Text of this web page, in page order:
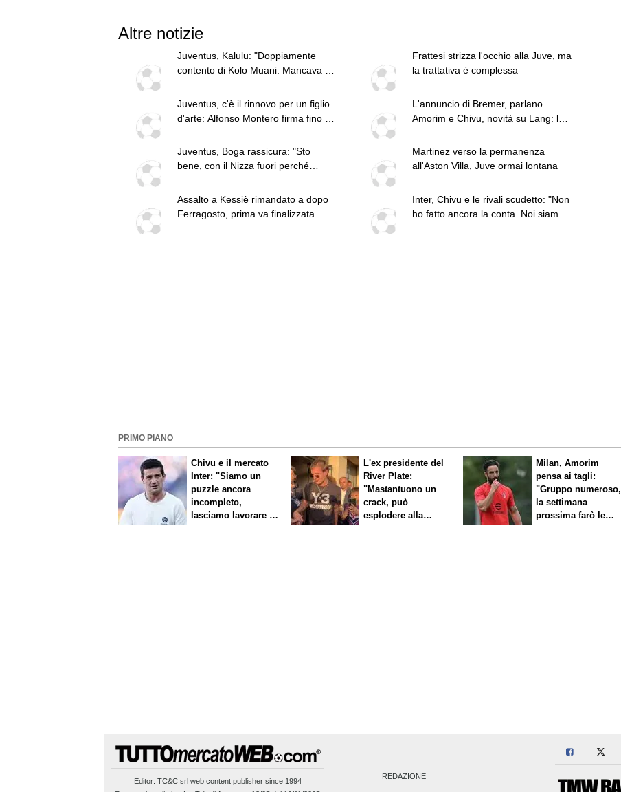
Altre notizie
Juventus, Kalulu: "Doppiamente
contento di Kolo Muani. Mancava un
Frattesi strizza l'occhio alla Juve, ma
la trattativa è complessa
Juventus, c'è il rinnovo per un figlio
d'arte: Alfonso Montero firma fino al
L'annuncio di Bremer, parlano
Amorim e Chivu, novità su Lang: le
Juventus, Boga rassicura: "Sto
bene, con il Nizza fuori perché
Martinez verso la permanenza
all'Aston Villa, Juve ormai lontana
Assalto a Kessiè rimandato a dopo
Ferragosto, prima va finalizzata
Inter, Chivu e le rivali scudetto: "Non
ho fatto ancora la conta. Noi siamo
PRIMO PIANO
Chivu e il mercato
Inter: "Siamo un
puzzle ancora
incompleto,
lasciamo lavorare i
L'ex presidente del
River Plate:
"Mastantuono un
crack, può
esplodere alla
Milan, Amorim
pensa ai tagli:
"Gruppo numeroso,
la settimana
prossima farò le
Editor: TC&C srlweb content publisher since 1994
REDAZIONE